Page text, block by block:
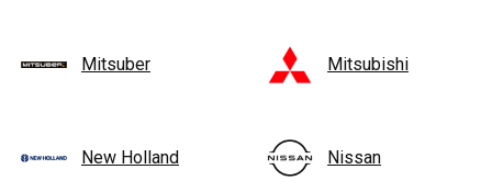
Mitsuber Mitsubishi
New Holland Nissan